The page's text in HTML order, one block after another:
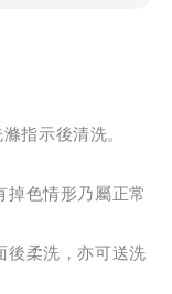
指示後清洗。
色情形乃屬正常
後柔洗，亦可送洗